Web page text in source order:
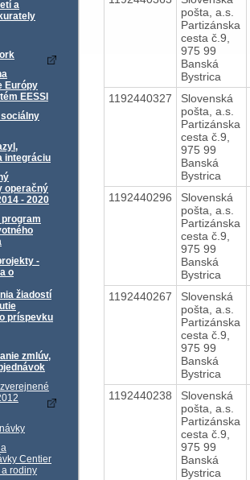
a
Európy
EESSI
integráciu
operačný
- 2020
-
o
žiadostí
príspevku
zmlúv,
Centier
rodiny
pošta, a.s.
Partizánska
cesta č.9,
975 99
Banská
Bystrica
1192440327
Slovenská
pošta, a.s.
Partizánska
cesta č.9,
975 99
Banská
Bystrica
1192440296
Slovenská
pošta, a.s.
Partizánska
cesta č.9,
975 99
Banská
Bystrica
1192440267
Slovenská
pošta, a.s.
Partizánska
cesta č.9,
975 99
Banská
Bystrica
1192440238
Slovenská
pošta, a.s.
Partizánska
cesta č.9,
975 99
Banská
Bystrica